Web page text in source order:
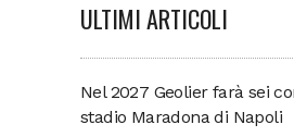
ULTIMI ARTICOLI
Nel 2027 Geolier farà sei
stadio Maradona di Napoli